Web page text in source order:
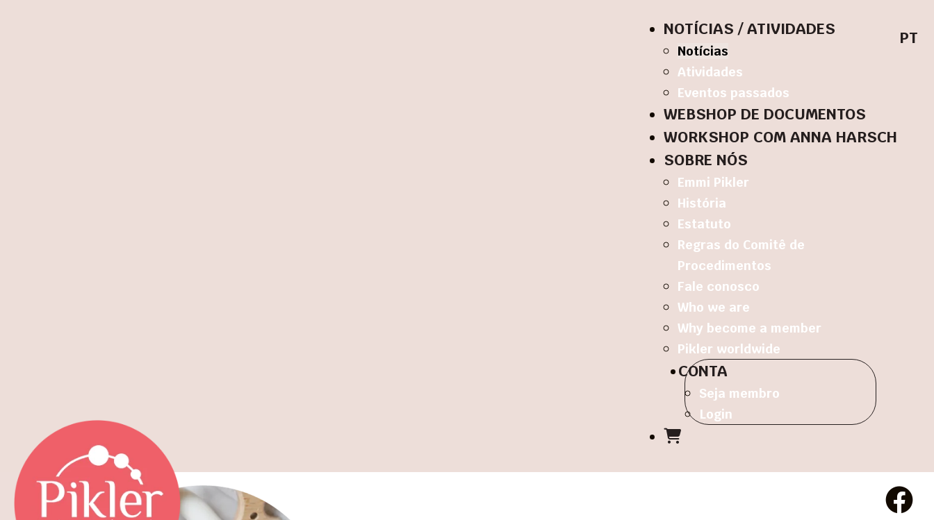
NOTÍCIAS / ATIVIDADES
Notícias
Atividades
Eventos passados
WEBSHOP DE DOCUMENTOS
WORKSHOP COM ANNA HARSCH
SOBRE NÓS
Emmi Pikler
História
Estatuto
Regras do Comitê de
Procedimentos
Fale conosco
Who we are
Why become a member
Pikler worldwide
CONTA
Seja membro
Login
PT